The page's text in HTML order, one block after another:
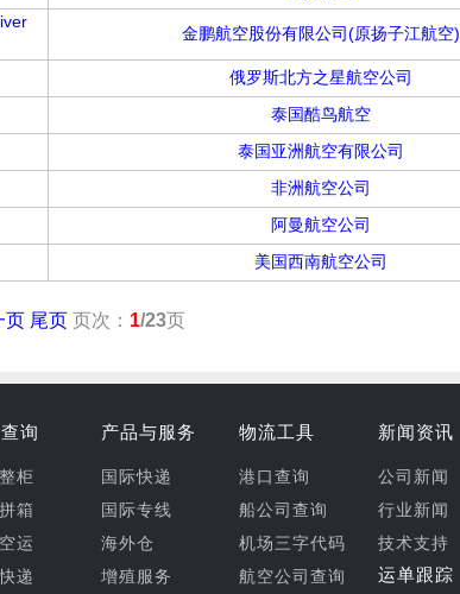
金鹏航空股份有限公司(原扬子江航空)
俄罗斯北方之星航空公司
泰国酷鸟航空
泰国亚洲航空有限公司
非洲航空公司
阿曼航空公司
美国西南航空公司
页 尾页页次： 1/23页
询
柜
箱
运
递
产品与服务
国际快递
国际专线
海外仓
增殖服务
物流工具
港口查询
船公司查询
机场三字代码
航空公司查询
新闻资讯
公司新闻
行业新闻
技术支持
运单跟踪